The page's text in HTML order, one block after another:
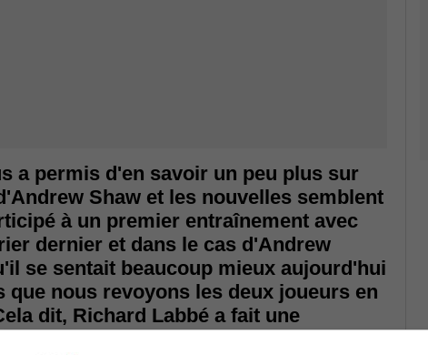
a permis d'en savoir un peu plus sur
Shaw et les nouvelles semblent
à un premier entraînement avec
dernier et dans le cas d'Andrew
se sentait beaucoup mieux aujourd'hui
nous revoyons les deux joueurs en
dit, Richard Labbé a fait une
sujet. Il a indiqué sur Twitter qu'il ne